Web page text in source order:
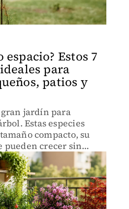
espacio? Estos 7
para
patios y
jardín para
Estas especies
compacto, su
pueden crecer sin